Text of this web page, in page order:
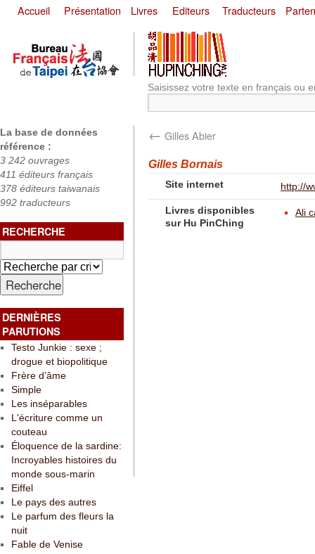
Accueil Présentation Livres Editeurs Traducteurs
Saisissez votre texte en français ou
La base de données
référence :
3 242 ouvrages
411 éditeurs français
378 éditeurs taiwanais
992 traducteurs
RECHERCHE
DERNIÈRES
PARUTIONS
Testo Junkie : sexe ;
drogue et biopolitique
Frère d’âme
Simple
Les inséparables
L'écriture comme un
couteau
Éloquence de la sardine:
Incroyables histoires du
monde sous-marin
Eiffel
Le pays des autres
Le parfum des fleurs la
nuit
Fable de Venise
← Gilles Abier
Gilles Bornais
Site internet http://
Livres disponibles
sur Hu PinChing
Ali